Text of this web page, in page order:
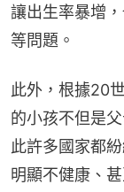
讓出生率暴增
等問題。
此外，根據20
的小孩不但是
此許多國家都
明顯不健康、